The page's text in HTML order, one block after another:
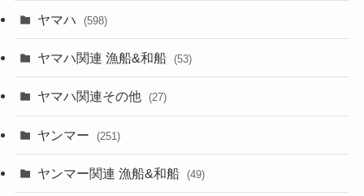
ヤマハ (598)
ヤマハ関連 漁船&和船 (53)
ヤマハ関連その他 (27)
ヤンマー (251)
ヤンマー関連 漁船&和船 (49)